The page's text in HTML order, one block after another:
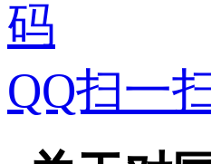
QQ扫一